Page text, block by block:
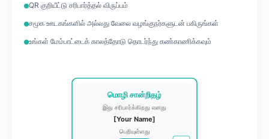
QR குறியீட்டு சரிபார்த்தல் விருப்பம்
சமூக ஊடகங்களில் அல்லது வேலை வழங்குநர்களுடன் பகிருங்கள்
உங்கள் மேம்பாட்டைக் காலத்தோடு தொடர்ந்து கண்காணிக்கவும்
மொழி சான்றிதழ்
இது சரிபார்க்கிறது எனது
[Your Name]
பெறியுள்ளது